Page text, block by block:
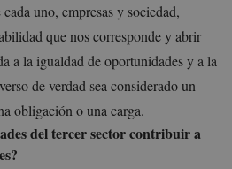
uno, empresas y sociedad,
que nos corresponde y abrir
a la igualdad de oportunidades y a la
de verdad sea considerado un
obligación o una carga.
del tercer sector contribuir a